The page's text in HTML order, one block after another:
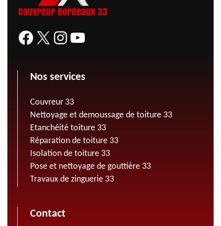
Nos services
Couvreur 33
Nettoyage et demoussage de toiture 33
Etanchéité toiture 33
Réparation de toiture 33
Isolation de toiture 33
Pose et nettoyage de gouttière 33
Travaux de zinguerie 33
Contact